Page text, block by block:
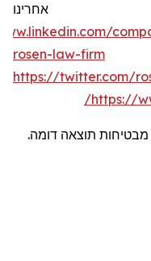
rosen-law-firm
https://twitter.com/
https://
מבטיחות תוצאה דומה.